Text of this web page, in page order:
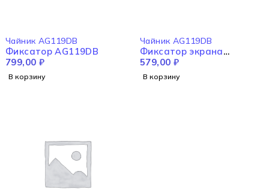
Чайник AG119DB
Фиксатор AG119DB
799,00 ₽
В корзину
Чайник AG119DB
Фиксатор экрана
AG119DB
579,00 ₽
В корзину